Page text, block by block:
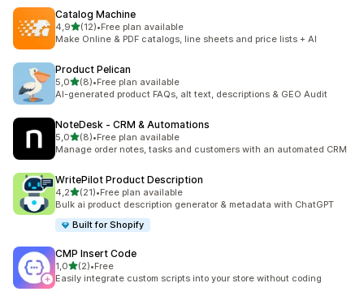
Catalog Machine
4,9/ 5 tähteä
(12)
12 arvostelua yhteensä
•Free plan available
Make Online & PDF catalogs, line sheets and price lists + AI
Product Pelican
5,0/ 5 tähteä
(8)
8 arvostelua yhteensä
•Free plan available
AI-generated product FAQs, alt text, descriptions & GEO Audit
NoteDesk ‑ CRM & Automations
5,0/ 5 tähteä
(8)
8 arvostelua yhteensä
•Free plan available
Manage order notes, tasks and customers with an automated CRM
WritePilot Product Description
4,2/ 5 tähteä
(21)
21 arvostelua yhteensä
•Free plan available
Bulk ai product description generator & metadata with ChatGPT
Built for Shopify
CMP Insert Code
1,0/ 5 tähteä
(2)
2 arvostelua yhteensä
•Free
Easily integrate custom scripts into your store without coding